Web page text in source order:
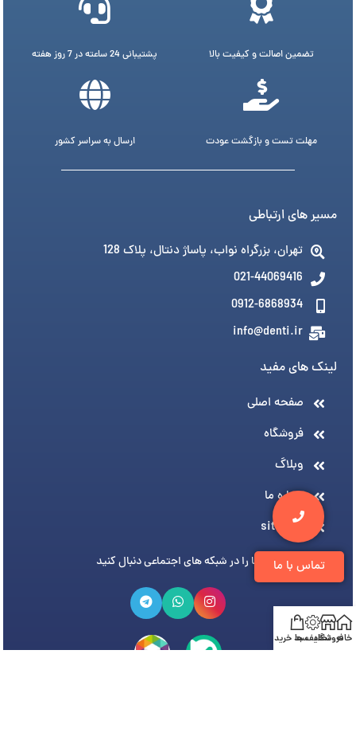
تماس با ما
تضمین اصالت و کیفیت بالا پشتیبانی 24 ساعته در 7 روز هفته
مهلت تست و بازگشت عودت ارسال به سراسر کشور
مسیر های ارتباطی
تهران، بزرگراه نواب، پاساژ دنتال، پلاک 128
021-44069416
0912-6868934
info@denti.ir
لینک های مفید
صفحه اصلی
فروشگاه
وبلاگ
درباره ما
sitemap
ما را در شبکه های اجتماعی دنبال کنید
خانهفروشگاه
تخفیف هاسبد خرید